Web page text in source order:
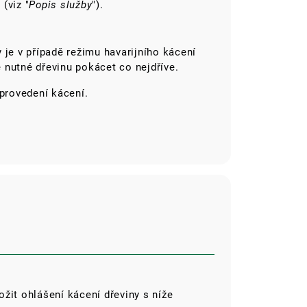
(viz "Popis služby").
v případě režimu havarijního kácení
dřevinu pokácet co nejdříve.
kácení.
ohlášení kácení dřeviny s níže